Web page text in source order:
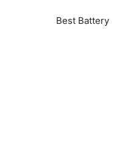
Best Battery